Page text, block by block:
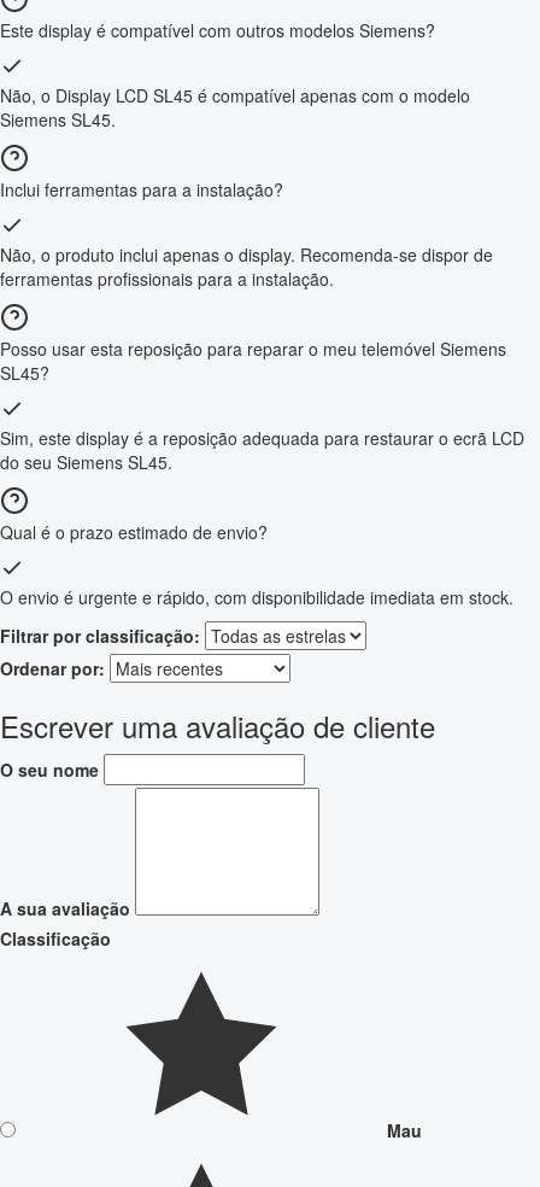
Este display é compatível com outros modelos Siemens?
Não, o Display LCD SL45 é compatível apenas com o modelo
Siemens SL45.
Inclui ferramentas para a instalação?
Não, o produto inclui apenas o display. Recomenda-se dispor de
ferramentas profissionais para a instalação.
Posso usar esta reposição para reparar o meu telemóvel Siemens
SL45?
Sim, este display é a reposição adequada para restaurar o ecrã LCD
do seu Siemens SL45.
Qual é o prazo estimado de envio?
O envio é urgente e rápido, com disponibilidade imediata em stock.
Filtrar por classificação:
Ordenar por:
Escrever uma avaliação de cliente
O seu nome
A sua avaliação
Classificação
Mau